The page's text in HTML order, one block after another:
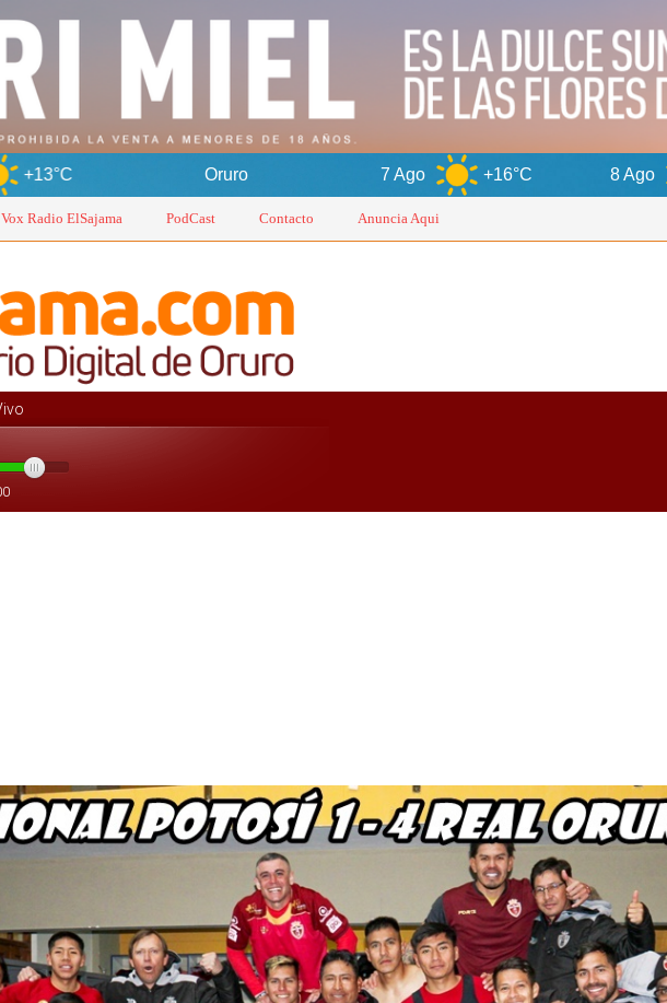
Oruro 7 Ago 8 Ago
Vox Radio ElSajama PodCast Contacto Anuncia Aqui